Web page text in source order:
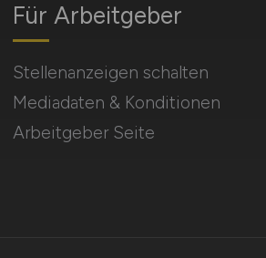
Für Arbeitgeber
Stellenanzeigen schalten
Mediadaten & Konditionen
Arbeitgeber Seite